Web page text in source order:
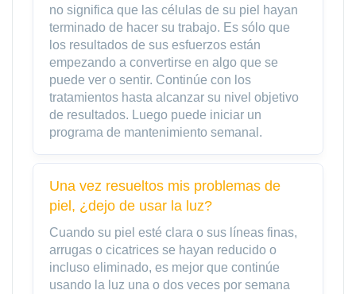
no significa que las células de su piel hayan
terminado de hacer su trabajo. Es sólo que
los resultados de sus esfuerzos están
empezando a convertirse en algo que se
puede ver o sentir. Continúe con los
tratamientos hasta alcanzar su nivel objetivo
de resultados. Luego puede iniciar un
programa de mantenimiento semanal.
Una vez resueltos mis problemas de
piel, ¿dejo de usar la luz?
Cuando su piel esté clara o sus líneas finas,
arrugas o cicatrices se hayan reducido o
incluso eliminado, es mejor que continúe
usando la luz una o dos veces por semana